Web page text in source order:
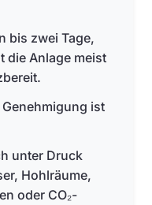
bis zwei Tage,
die Anlage meist
ist
unter Druck
Hohlräume,
oder CO₂-